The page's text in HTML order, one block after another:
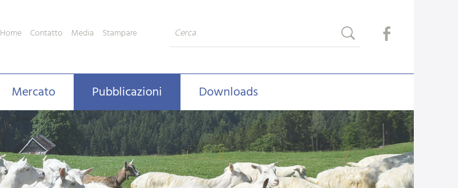
Home Contatto Media Stampare
Mercato Pubblicazioni Downloads